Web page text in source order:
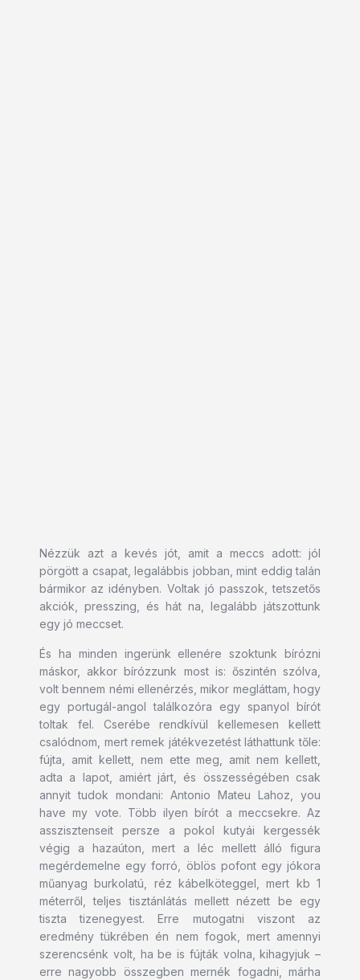
Nézzük azt a kevés jót, amit a meccs adott: jól
pörgött a csapat, legalábbis jobban, mint eddig talán
bármikor az idényben. Voltak jó passzok, tetszetős
akciók, presszing, és hát na, legalább játszottunk
egy jó meccset.
És ha minden ingerünk ellenére szoktunk bírózni
máskor, akkor bírózzunk most is: őszintén szólva,
volt bennem némi ellenérzés, mikor megláttam, hogy
egy portugál-angol találkozóra egy spanyol bírót
toltak fel. Cserébe rendkívül kellemesen kellett
csalódnom, mert remek játékvezetést láthattunk tőle:
fújta, amit kellett, nem ette meg, amit nem kellett,
adta a lapot, amiért járt, és összességében csak
annyit tudok mondani: Antonio Mateu Lahoz, you
have my vote. Több ilyen bírót a meccsekre. Az
asszisztenseit persze a pokol kutyái kergessék
végig a hazaúton, mert a léc mellett álló figura
megérdemelne egy forró, öblös pofont egy jókora
műanyag burkolatú, réz kábelköteggel, mert kb 1
méterről, teljes tisztánlátás mellett nézett be egy
tiszta tizenegyest. Erre mutogatni viszont az
eredmény tükrében én nem fogok, mert amennyi
szerencsénk volt, ha be is fújták volna, kihagyjuk –
erre nagyobb összegben mernék fogadni, márha